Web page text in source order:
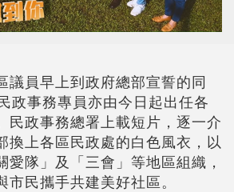
議員早上到政府總部宣誓的同
政事務專員亦由今日起出任各
民政事務總署上載短片，逐一介
換上各區民政處的白色風衣，以
愛隊」及「三會」等地區組織，
民攜手共建美好社區。